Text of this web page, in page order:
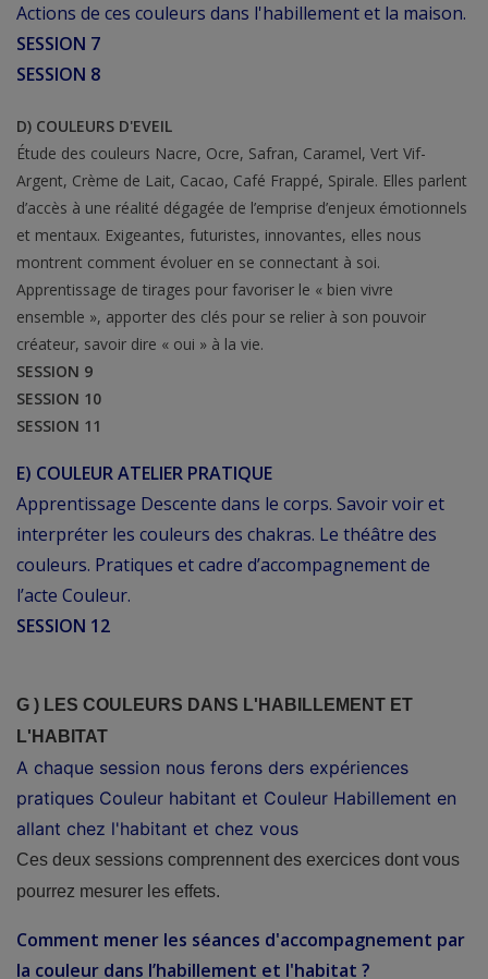
Actions de ces couleurs dans l'habillement et la maison.
SESSION 7
SESSION 8
D) COULEURS D'EVEIL
Étude des couleurs Nacre, Ocre, Safran, Caramel, Vert Vif-
Argent, Crème de Lait, Cacao, Café Frappé, Spirale. Elles parlent
d’accès à une réalité dégagée de l’emprise d’enjeux émotionnels
et mentaux. Exigeantes, futuristes, innovantes, elles nous
montrent comment évoluer en se connectant à soi.
Apprentissage de tirages pour favoriser le « bien vivre
ensemble », apporter des clés pour se relier à son pouvoir
créateur, savoir dire « oui » à la vie.
SESSION 9
SESSION 10
SESSION 11
E) COULEUR ATELIER PRATIQUE
Apprentissage Descente dans le corps. Savoir voir et
interpréter les couleurs des chakras. Le théâtre des
couleurs. Pratiques et cadre d’accompagnement de
l’acte Couleur.
SESSION 12
G ) LES COULEURS DANS L'HABILLEMENT ET
L'HABITAT
A chaque session nous ferons ders expériences
pratiques Couleur habitant et Couleur Habillement en
allant chez l'habitant et chez vous
Ces deux sessions comprennent des exercices dont vous
pourrez mesurer les effets.
Comment mener les séances d'accompagnement par
la couleur dans l’habillement et l'habitat ?